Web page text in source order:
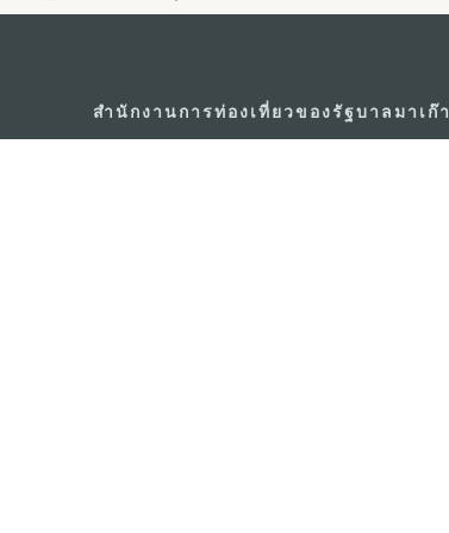
สำนักงานการท่องเที่ยวของรัฐบาลมาเก๊า